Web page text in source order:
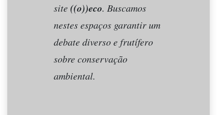
site((o))eco. Buscamos
nestes espaços garantir um
debate diverso e frutífero
sobre conservação
ambiental.